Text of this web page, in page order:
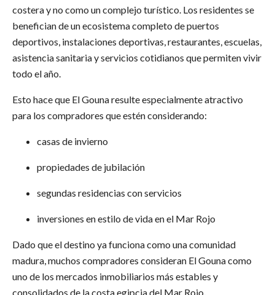
costera y no como un complejo turístico. Los residentes se
benefician de un ecosistema completo de puertos
deportivos, instalaciones deportivas, restaurantes, escuelas,
asistencia sanitaria y servicios cotidianos que permiten vivir
todo el año.
Esto hace que El Gouna resulte especialmente atractivo
para los compradores que estén considerando:
casas de invierno
propiedades de jubilación
segundas residencias con servicios
inversiones en estilo de vida en el Mar Rojo
Dado que el destino ya funciona como una comunidad
madura, muchos compradores consideran El Gouna como
uno de los mercados inmobiliarios más estables y
consolidados de la costa egipcia del Mar Rojo.